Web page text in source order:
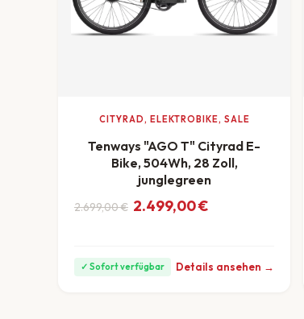
CITYRAD, ELEKTROBIKE, SALE
Tenways "AGO T" Cityrad E-
Bike, 504Wh, 28 Zoll,
junglegreen
2.699,00€
Ursprünglicher Preis war:
2.499,00€
Aktueller Preis ist: 2.499,00 €.
✓ Sofort verfügbar Details ansehen →